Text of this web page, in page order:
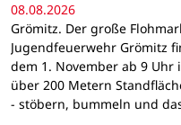
08.08.2026
Grömitz. Der große
Jugendfeuerwehr Grömitz
dem 1. November ab 9
über 200 Metern
- stöbern, bummeln und